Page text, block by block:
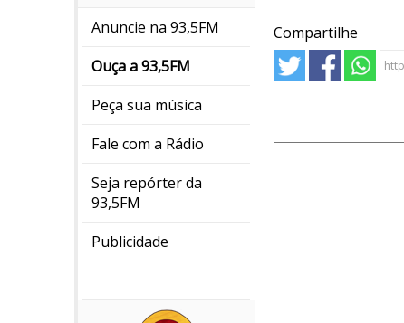
Anuncie na 93,5FM
Ouça a 93,5FM
Peça sua música
Fale com a Rádio
Seja repórter da
93,5FM
Publicidade
Compartilhe